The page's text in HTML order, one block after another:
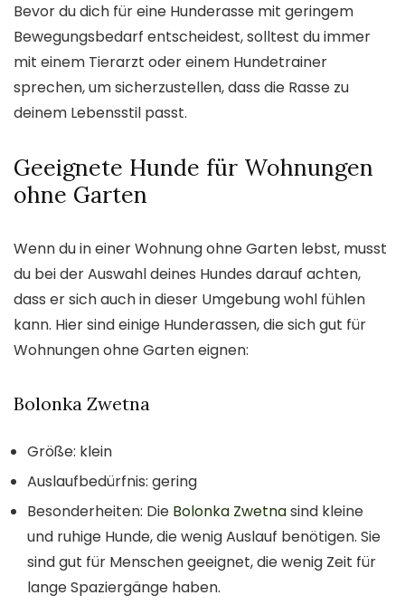
Bevor du dich für eine Hunderasse mit geringem
Bewegungsbedarf entscheidest, solltest du immer
mit einem Tierarzt oder einem Hundetrainer
sprechen, um sicherzustellen, dass die Rasse zu
deinem Lebensstil passt.
Geeignete Hunde für Wohnungen
ohne Garten
Wenn du in einer Wohnung ohne Garten lebst, musst
du bei der Auswahl deines Hundes darauf achten,
dass er sich auch in dieser Umgebung wohl fühlen
kann. Hier sind einige Hunderassen, die sich gut für
Wohnungen ohne Garten eignen:
Bolonka Zwetna
Größe: klein
Auslaufbedürfnis: gering
Besonderheiten: Die Bolonka Zwetnasind kleine
und ruhige Hunde, die wenig Auslauf benötigen. Sie
sind gut für Menschen geeignet, die wenig Zeit für
lange Spaziergänge haben.